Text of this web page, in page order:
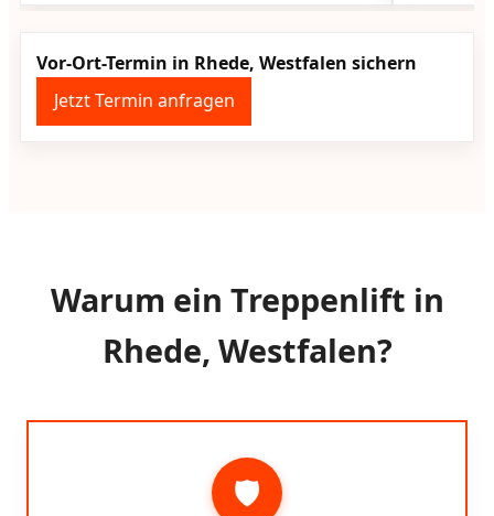
Vor-Ort-Termin in Rhede, Westfalen sichern
Jetzt Termin anfragen
Warum ein Treppenlift in
Rhede, Westfalen?
🛡️